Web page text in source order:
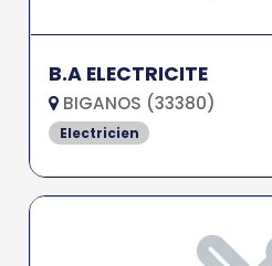
B.A ELECTRICITE
BIGANOS (33380)
Electricien